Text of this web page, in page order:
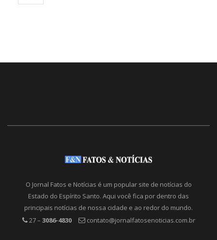
O Jornal Fatos e Notícias é um popular site de notícias do
Estado do Espírito Santo. Aqui você fica por dentro das
principais notícias de nossa cidade e ao redor do mundo.
27 – 3086-4830 contato@jornalfatosenoticias.com.br